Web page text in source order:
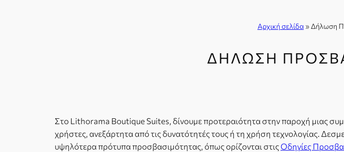
Αρχική σελίδα » Δήλωση
ΔΉΛΩΣΗ
Στο Lithorama Boutique Suites, δίνουμε προτεραιότητα στην παροχή μιας
χρήστες, ανεξάρτητα από τις δυνατότητές τους ή τη χρήση τεχνολογίας.
υψηλότερα πρότυπα προσβασιμότητας, όπως ορίζονται στις Οδηγίες